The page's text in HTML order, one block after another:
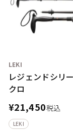
LEKI
レジェンドシリ
クロ
¥21,450税込
LEKI